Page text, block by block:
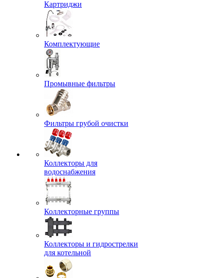
Картриджи
Комплектующие
Промывные фильтры
Фильтры грубой очистки
Коллекторы для
водоснабжения
Коллекторные группы
Коллекторы и гидрострелки
для котельной